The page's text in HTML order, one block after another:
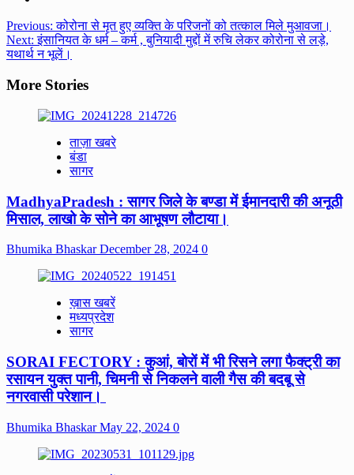
Post
navigation
Previous:कोरोना से मृत हुए व्यक्ति के परिजनों को तत्काल मिले मुआवजा।
Next:इंसानियत के धर्म – कर्म , बुनियादी मुद्दों में रुचि लेकर कोरोना से लड़े,
यथार्थ न भूलें।
More Stories
ताज़ा खबरे
बंडा
सागर
MadhyaPradesh : सागर जिले के बण्डा में ईमानदारी की अनूठी
मिसाल, लाखो के सोने का आभूषण लौटाया।
Bhumika BhaskarDecember 28, 2024 0
ख़ास खबरें
मध्यप्रदेश
सागर
SORAI FECTORY : कुआं, बोरों में भी रिसने लगा फैक्ट्री का
रसायन युक्त पानी, चिमनी से निकलने वाली गैस की बदबू से
नगरवासी परेशान।
Bhumika BhaskarMay 22, 2024 0